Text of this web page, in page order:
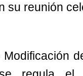
su reunión